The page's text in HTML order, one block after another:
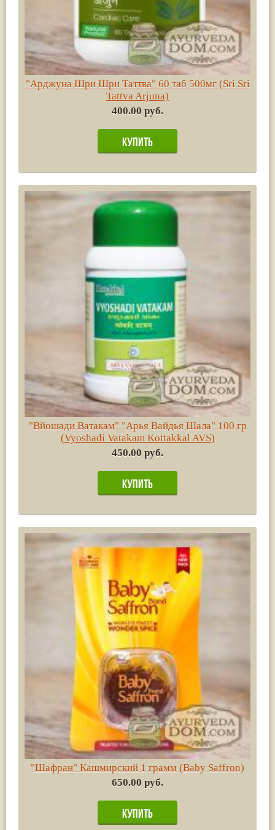
"Арджуна Шри Шри Таттва" 60 таб 500мг (Sri Sri
Tattva Arjuna)
400.00 руб.
"Вйошади Ватакам" "Арья Вайдья Шала" 100 гр
(Vyoshadi Vatakam Kottakkal AVS)
450.00 руб.
"Шафран" Кашмирский 1 грамм (Baby Saffron)
650.00 руб.